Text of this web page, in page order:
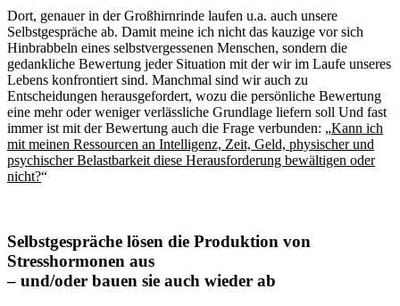
Dort, genauer in der Großhirnrinde laufen u.a. auch unsere
Selbstgespräche ab. Damit meine ich nicht das kauzige vor sich
Hinbrabbeln eines selbstvergessenen Menschen, sondern die
gedankliche Bewertung jeder Situation mit der wir im Laufe unseres
Lebens konfrontiert sind. Manchmal sind wir auch zu
Entscheidungen herausgefordert, wozu die persönliche Bewertung
eine mehr oder weniger verlässliche Grundlage liefern soll Und fast
immer ist mit der Bewertung auch die Frage verbunden: „Kann ich
mit meinen Ressourcen an Intelligenz, Zeit, Geld, physischer und
psychischer Belastbarkeit diese Herausforderung bewältigen oder
nicht?“
Selbstgespräche lösen die Produktion von
Stresshormonen aus
– und/oder bauen sie auch wieder ab